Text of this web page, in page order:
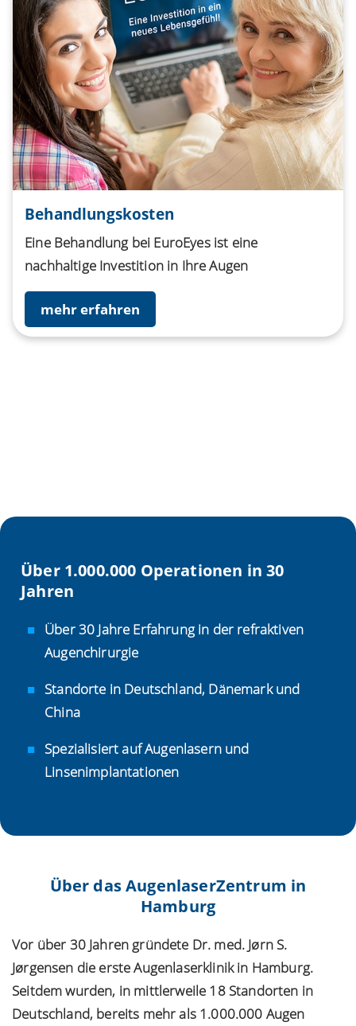
Behandlungskosten
Eine Behandlung bei EuroEyes ist eine
nachhaltige Investition in Ihre Augen
mehr erfahren
Über 1.000.000 Operationen in 30
Jahren
Über 30 Jahre Erfahrung in der refraktiven
Augenchirurgie
Standorte in Deutschland, Dänemark und
China
Spezialisiert auf Augenlasern und
Linsenimplantationen
Über das AugenlaserZentrum in
Hamburg
Vor über 30 Jahren gründete Dr. med. Jørn S.
Jørgensen die erste Augenlaserklinik in Hamburg.
Seitdem wurden, in mittlerweile 18 Standorten in
Deutschland, bereits mehr als 1.000.000 Augen